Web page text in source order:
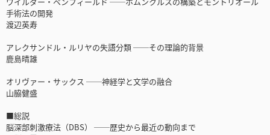
手術法の開発
渡辺英寿
アレクサンドル・ルリヤの失語分類 ──その理論的背景
鹿島晴雄
オリヴァー・サックス ──神経学と文学の融合
山脇健盛
■総説
脳深部刺激療法（DBS） ──歴史から最近の動向まで